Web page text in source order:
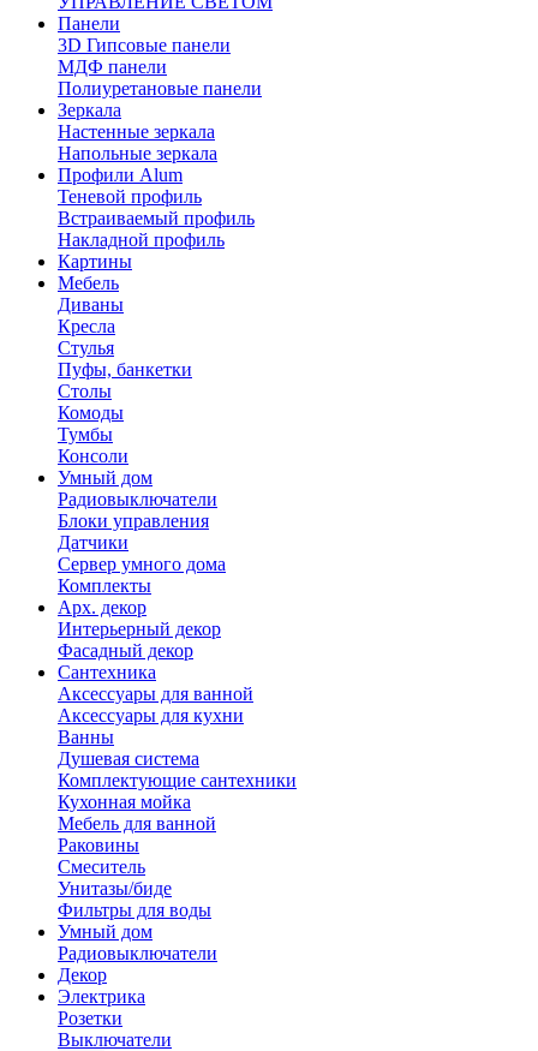
Панели
3D Гипсовые панели
МДФ панели
Полиуретановые панели
Зеркала
Настенные зеркала
Напольные зеркала
Профили Alum
Теневой профиль
Встраиваемый профиль
Накладной профиль
Картины
Мебель
Диваны
Кресла
Стулья
Пуфы, банкетки
Столы
Комоды
Тумбы
Консоли
Умный дом
Радиовыключатели
Блоки управления
Датчики
Сервер умного дома
Комплекты
Арх. декор
Интерьерный декор
Фасадный декор
Сантехника
Аксессуары для ванной
Аксессуары для кухни
Ванны
Душевая система
Комплектующие сантехники
Кухонная мойка
Мебель для ванной
Раковины
Смеситель
Унитазы/биде
Фильтры для воды
Умный дом
Радиовыключатели
Декор
Электрика
Розетки
Выключатели